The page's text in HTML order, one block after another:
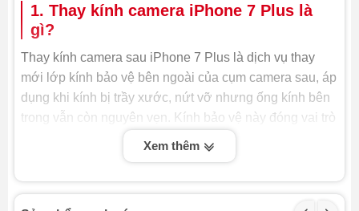
1. Thay kính camera iPhone 7 Plus là
gì?
Thay kính camera sau iPhone 7 Plus là dịch vụ thay
mới lớp kính bảo vệ bên ngoài của cụm camera sau, áp
dụng khi kính bị trầy xước, nứt vỡ nhưng ống kính bên
trong vẫn còn nguyên vẹn. Kính bảo vệ này đóng vai trò
rất quan trọng, không chỉ ngăn bụi bẩn và nước xâm
nhập mà còn đảm bảo chất lượng hình ảnh luôn sắc
camera iPhone là cần thiết để bảo vệ cụm camera và
Xem thêm